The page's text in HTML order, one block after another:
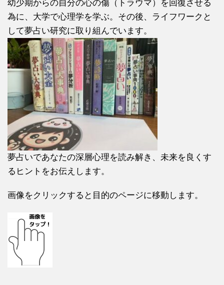
幼少期からの自分の心の傷（トラウマ）を回復させる
為に、大学で心理学を学ぶ。その後、ライフワークと
して夢占い研究に取り組んでいます。
夢占いであなたの深層心理を読み解き、未来を良くす
るヒントをお伝えします。
画像をクリックすると目的のページに移動します。